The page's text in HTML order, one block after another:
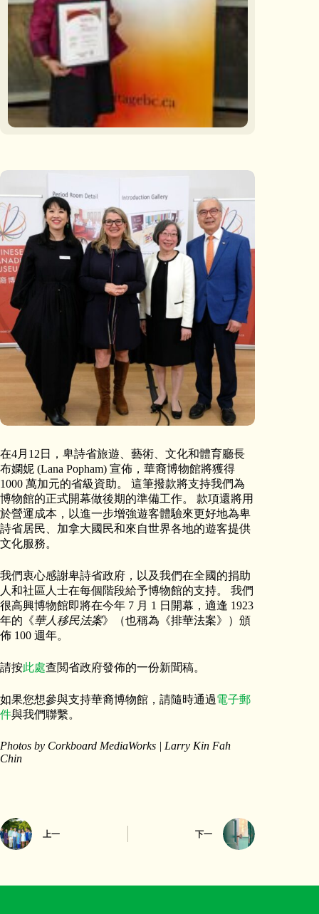
在4月12日，卑詩省旅遊、藝術、文化和體育廳長
布嫻妮 (Lana Popham) 宣佈，華裔博物館將獲得
1000 萬加元的省級資助。 這筆撥款將支持我們為
博物館的正式開幕做後期的準備工作。 款項還將用
於營運成本，以進一步增強遊客體驗來更好地為卑
詩省居民、加拿大國民和來自世界各地的遊客提供
文化服務。
我們衷心感謝卑詩省政府，以及我們在全國的捐助
人和社區人士在每個階段給予博物館的支持。 我們
很高興博物館即將在今年 7 月 1 日開幕，適逢 1923
年的《華人移民法案》（也稱為《排華法案》）頒
佈 100 週年。
請按此處查閲省政府發佈的一份新聞稿。
如果您想參與支持華裔博物館，請隨時通過電子郵
件與我們聯繫。
Photos by Corkboard MediaWorks | Larry Kin Fah
Chin
上一 下一